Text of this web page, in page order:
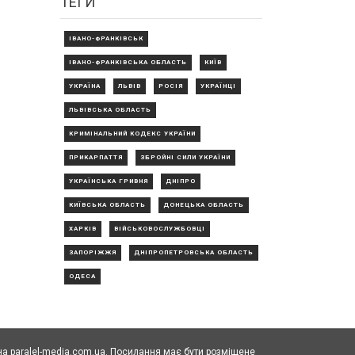
ІВАНО-ФРАНКІВСЬК
ІВАНО-ФРАНКІВСЬКА ОБЛАСТЬ КИЇВ
УКРАЇНА ЛЬВІВ РОСІЯ УКРАЇНЦІ
ЛЬВІВСЬКА ОБЛАСТЬ
КРИМІНАЛЬНИЙ КОДЕКС УКРАЇНИ
ПРИКАРПАТТЯ ЗБРОЙНІ СИЛИ УКРАЇНИ
УКРАЇНСЬКА ГРИВНЯ ДНІПРО
КИЇВСЬКА ОБЛАСТЬ ДОНЕЦЬКА ОБЛАСТЬ
ХАРКІВ ВІЙСЬКОВОСЛУЖБОВЦІ
ЗАПОРІЖЖЯ ДНІПРОПЕТРОВСЬКА ОБЛАСТЬ
ОДЕСА
paralel-media.com.ua. Посилання має бути розміщене